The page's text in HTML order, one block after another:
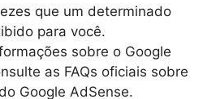
que um determinado
para você.
sobre o Google
as FAQs oficiais sobre
Google AdSense.